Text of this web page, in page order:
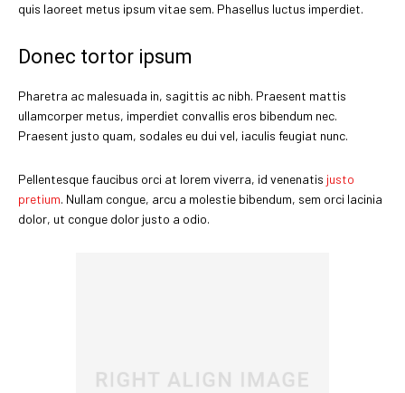
quis laoreet metus ipsum vitae sem. Phasellus luctus imperdiet.
Donec tortor ipsum
Pharetra ac malesuada in, sagittis ac nibh. Praesent mattis
ullamcorper metus, imperdiet convallis eros bibendum nec.
Praesent justo quam, sodales eu dui vel, iaculis feugiat nunc.
Pellentesque faucibus orci at lorem viverra, id venenatis justo
pretium. Nullam congue, arcu a molestie bibendum, sem orci lacinia
dolor, ut congue dolor justo a odio.